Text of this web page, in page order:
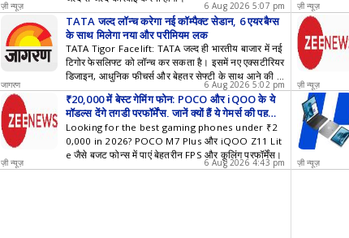
ज़ी न्यूज़ 6 Aug 2026 5:07 pm ज़ी न्यूज़
TATA जल्द लॉन्च करेगा नई कॉम्पैक्ट सेडान, 6 एयरबैग्स
के साथ मिलेगा नया और प्रीमियम लुक
TATA Tigor Facelift: TATA जल्द ही भारतीय बाजार में नई
टिगोर फेसलिफ्ट को लॉन्च कर सकता है। इसमें नए एक्सटीरियर
डिजाइन, आधुनिक फीचर्स और बेहतर सेफ्टी के साथ आने की उ
म्मीद है।
जागरण 6 Aug 2026 5:02 pm ज़ी न्यूज़
₹20,000 में बेस्ट गेमिंग फोन: POCO और iQOO के ये
मॉडल्स देंगे तगड़ी परफॉर्मेंस, जानें क्यों हैं ये गेमर्स की पहली प
संद
Looking for the best gaming phones under ₹2
0,000 in 2026? POCO M7 Plus और iQOO Z11 Lit
e जैसे बजट फोन्स में पाएं बेहतरीन FPS और कूलिंग परफॉर्मेंस।
ज़ी न्यूज़ 6 Aug 2026 4:43 pm ज़ी न्यूज़